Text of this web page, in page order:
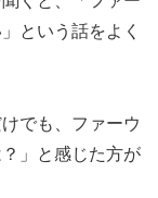
という話をよく
でも、ファーウ
」と感じた方が